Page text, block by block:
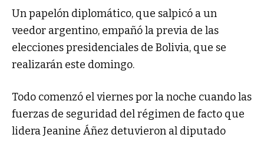
Un papelón diplomático, que salpicó a un
veedor argentino, empañó la previa de las
elecciones presidenciales de Bolivia, que se
realizarán este domingo.
Todo comenzó el viernes por la noche cuando las
fuerzas de seguridad del régimen de facto que
lidera Jeanine Áñez detuvieron al diputado